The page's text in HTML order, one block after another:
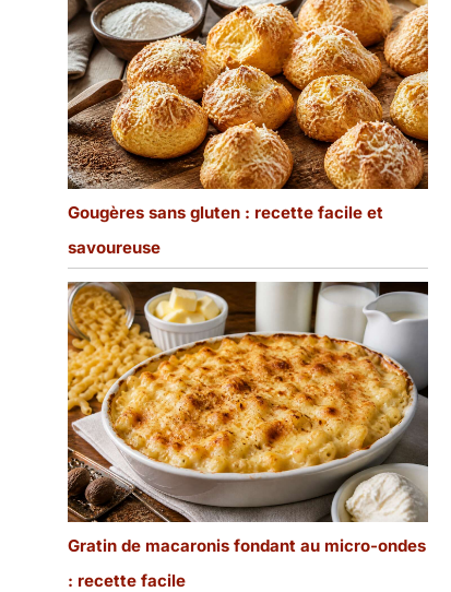
Gougères sans gluten : recette facile et
savoureuse
Gratin de macaronis fondant au micro-ondes
: recette facile